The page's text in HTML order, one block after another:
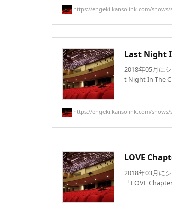
https://engeki.kansolink.com/
Last Night
2018年05月に
t Night In The
https://engeki.kansolink.com/
LOVE
2018年03月に
「LOVE